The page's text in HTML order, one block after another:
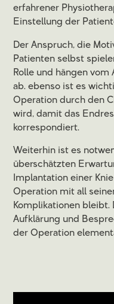
erfahrener
Einstellung der
Der Anspruch, die
Patienten selbst
Rolle und hängen
ab. ebenso ist es
Operation durch den
wird, damit das
korrespondiert.
Weiterhin ist es
überschätzten
Implantation einer
Operation mit all
Komplikationen
Aufklärung und
der Operation